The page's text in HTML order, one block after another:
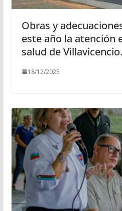
Obras y
este año la atención
salud de Villavicencio.
18/12/2025